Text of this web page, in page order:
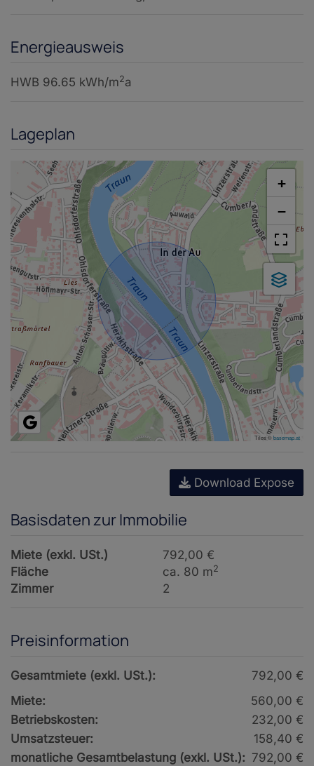
Energieausweis
HWB 96.65 kWh/m2a
Lageplan
+
−
Tiles ©basemap.at
Download Expose
Basisdaten zur Immobilie
Miete (exkl. USt.)
792,00 €
Fläche
ca. 80 m2
Zimmer 2
Preisinformation
Gesamtmiete (exkl. USt.):
792,00 €
Miete:
560,00 €
Betriebskosten:
232,00 €
Umsatzsteuer:
158,40 €
monatliche Gesamtbelastung (exkl. USt.): 792,00 €